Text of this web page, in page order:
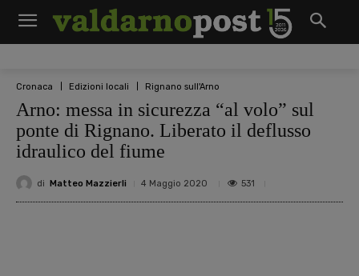
Cronaca Edizioni locali Rignano sull'Arno
Arno: messa in sicurezza “al volo” sul
ponte di Rignano. Liberato il deflusso
idraulico del fiume
di Matteo Mazzierli 4 Maggio 2020 531